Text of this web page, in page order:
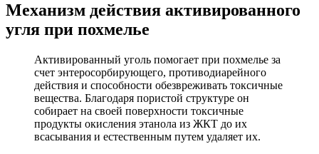
Механизм действия активированного
угля при похмелье
Активированный уголь помогает при похмелье за
счет энтеросорбирующего, противодиарейного
действия и способности обезвреживать токсичные
вещества. Благодаря пористой структуре он
собирает на своей поверхности токсичные
продукты окисления этанола из ЖКТ до их
всасывания и естественным путем удаляет их.